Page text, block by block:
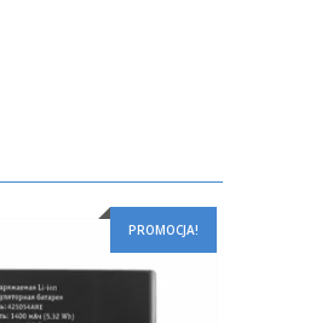
PROMOCJA!